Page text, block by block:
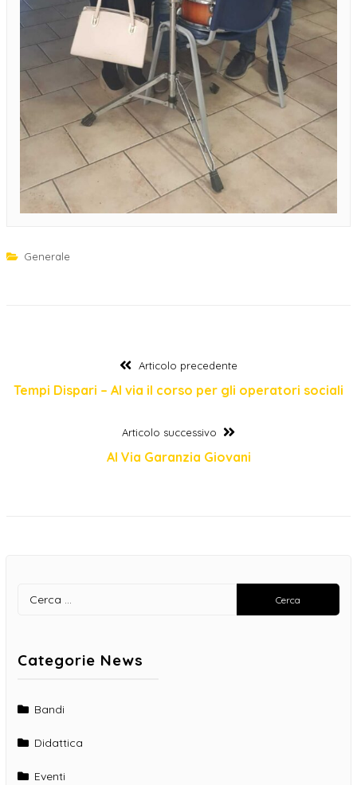
Generale
articoli
Articolo precedenteArticolo
precedente:
Tempi Dispari – Al via il corso per gli operatori sociali
Articolo successivo
Articolo
successivo:
Al Via Garanzia Giovani
per:
Categorie News
Bandi
Didattica
Eventi